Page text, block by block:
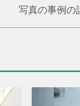
写真の事例の